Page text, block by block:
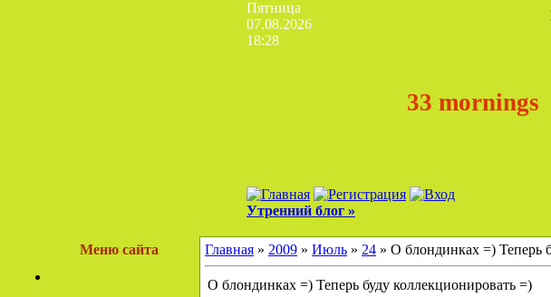
Пятница
07.08.2026
18:28
33 mornings
Утренний блог »
Меню сайта Главная » 2009 » Июль » 24 » О блондинках =) Теперь
О блондинках =) Теперь буду коллекционировать =)